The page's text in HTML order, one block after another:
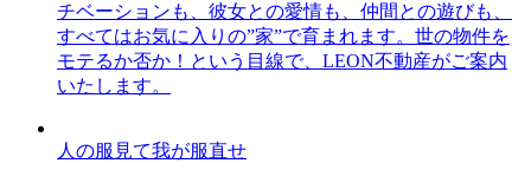
チベーションも、彼女との愛情も、仲間との遊びも、
すべてはお気に入りの”家”で育まれます。世の物件を
モテるか否か！という目線で、LEON不動産がご案内
いたします。
人の服見て我が服直せ